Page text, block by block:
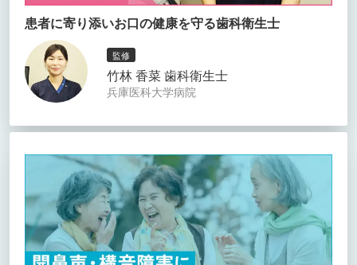
患者に寄り添いお口の健康を守る歯科衛生士
監修
竹林 香菜 歯科衛生士
兵庫医科大学病院